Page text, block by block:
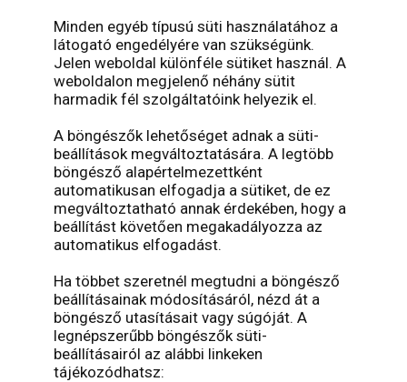
Minden egyéb típusú süti használatához a
látogató engedélyére van szükségünk.
Jelen weboldal különféle sütiket használ. A
weboldalon megjelenő néhány sütit
harmadik fél szolgáltatóink helyezik el.
A böngészők lehetőséget adnak a süti-
beállítások megváltoztatására. A legtöbb
böngésző alapértelmezettként
automatikusan elfogadja a sütiket, de ez
megváltoztatható annak érdekében, hogy a
beállítást követően megakadályozza az
automatikus elfogadást.
Ha többet szeretnél megtudni a böngésző
beállításainak módosításáról, nézd át a
böngésző utasításait vagy súgóját. A
legnépszerűbb böngészők süti-
beállításairól az alábbi linkeken
tájékozódhatsz: